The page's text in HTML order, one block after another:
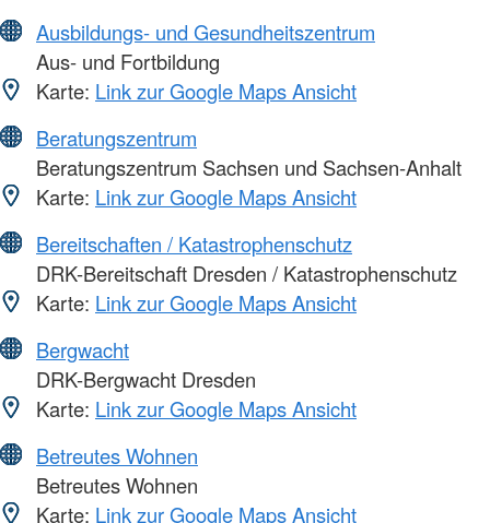
Ausbildungs- und Gesundheitszentrum
Aus- und Fortbildung
Karte: Link zur Google Maps Ansicht
Beratungszentrum
Beratungszentrum Sachsen und Sachsen-Anhalt
Karte: Link zur Google Maps Ansicht
Bereitschaften / Katastrophenschutz
DRK-Bereitschaft Dresden / Katastrophenschutz
Karte: Link zur Google Maps Ansicht
Bergwacht
DRK-Bergwacht Dresden
Karte: Link zur Google Maps Ansicht
Betreutes Wohnen
Betreutes Wohnen
Karte: Link zur Google Maps Ansicht